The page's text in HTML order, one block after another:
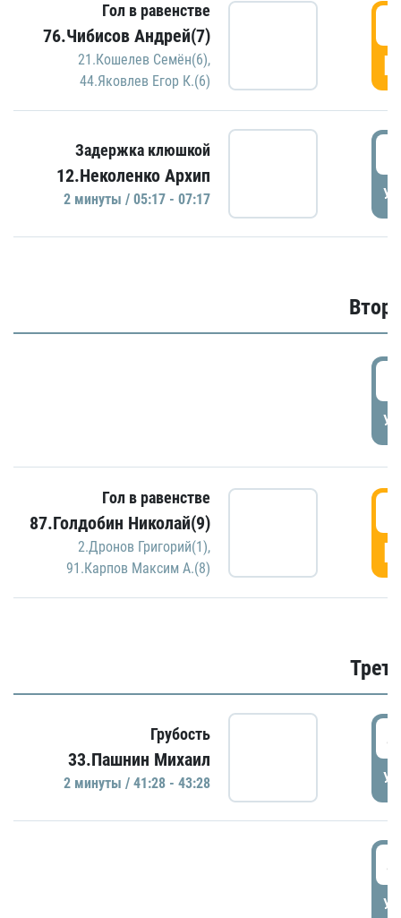
Гол в равенстве
76.Чибисов Андрей(7)
21.Кошелев Семён(6),
44.Яковлев Егор К.(6)
Задержка клюшкой
12.Неколенко Архип
2 минуты / 05:17 - 07:17
Гол в равенстве
87.Голдобин Николай(9)
2.Дронов Григорий(1),
91.Карпов Максим А.(8)
Грубость
33.Пашнин Михаил
2 минуты / 41:28 - 43:28